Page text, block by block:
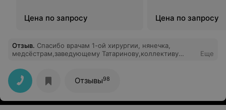
Цена по запросу Цена по запросу
Отзыв. Спасибо врачам 1-ой хирургии, нянечка,
медсёстрам,заведующему Татаринову,коллективу
отделению.Отличное обследование, профессионализм
врачей,забота младшего персонала.Единственный
минус курящий младший персонал на входе в
больницу, даже не снимая спецодежду.
Еще
Отзывы98